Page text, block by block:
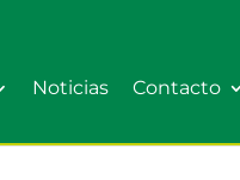
Noticias Contacto